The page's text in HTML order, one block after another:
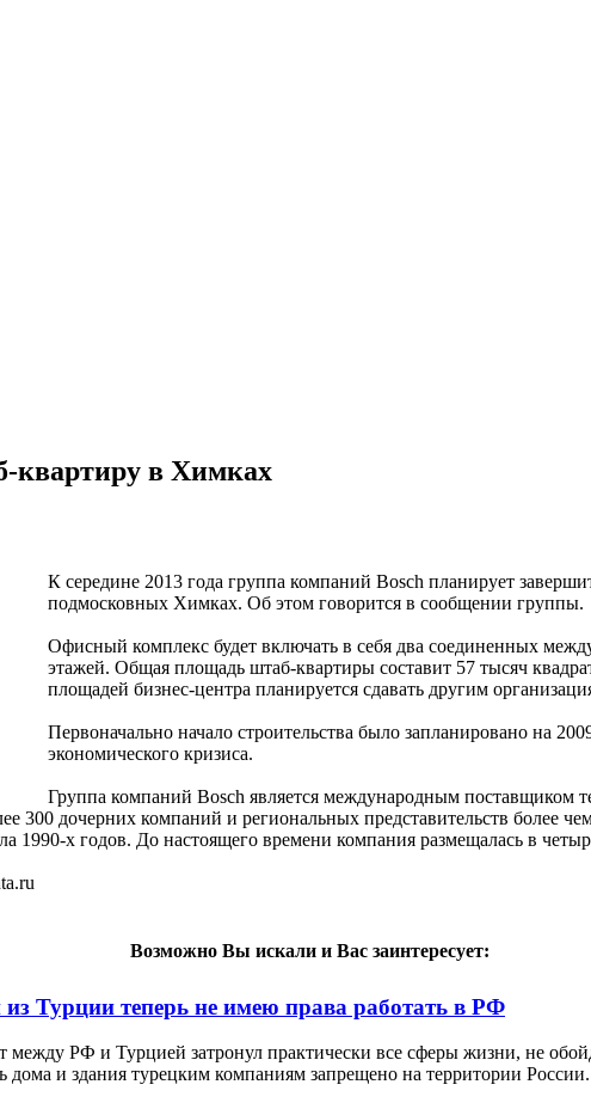
квартиру в Химках
К середине 2013 года группа компаний Bosch планирует
подмосковных Химках. Об этом говорится в сообщении группы.
Офисный комплекс будет включать в себя два соединенных
этажей. Общая площадь штаб-квартиры составит 57 тысяч
площадей бизнес-центра планируется сдавать другим
Первоначально начало строительства было запланировано на
экономического кризиса.
Группа компаний Bosch является международным поставщиком
300 дочерних компаний и региональных представительств более
1990-х годов. До настоящего времени компания размещалась в
Возможно Вы искали и Вас заинтересует:
Турции теперь не имею права работать в РФ
между РФ и Турцией затронул практически все сферы жизни, не
дома и здания турецким компаниям запрещено на территории России.